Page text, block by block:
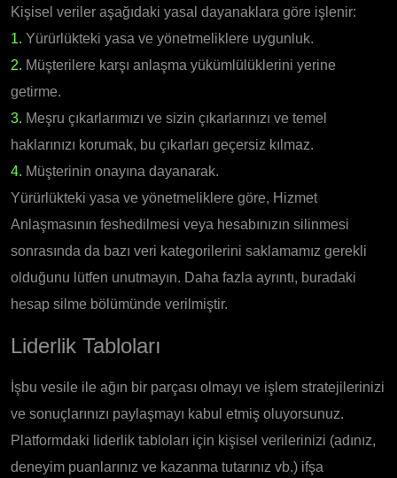
Kişisel veriler aşağıdaki yasal dayanaklara göre işlenir:
1. Yürürlükteki yasa ve yönetmeliklere uygunluk.
2. Müşterilere karşı anlaşma yükümlülüklerini yerine
getirme.
3. Meşru çıkarlarımızı ve sizin çıkarlarınızı ve temel
haklarınızı korumak, bu çıkarları geçersiz kılmaz.
4. Müşterinin onayına dayanarak.
Yürürlükteki yasa ve yönetmeliklere göre, Hizmet
Anlaşmasının feshedilmesi veya hesabınızın silinmesi
sonrasında da bazı veri kategorilerini saklamamız gerekli
olduğunu lütfen unutmayın. Daha fazla ayrıntı, buradaki
hesap silme bölümünde verilmiştir.
Liderlik Tabloları
İşbu vesile ile ağın bir parçası olmayı ve işlem stratejilerinizi
ve sonuçlarınızı paylaşmayı kabul etmiş oluyorsunuz.
Platformdaki liderlik tabloları için kişisel verilerinizi (adınız,
deneyim puanlarınız ve kazanma tutarınız vb.) ifşa